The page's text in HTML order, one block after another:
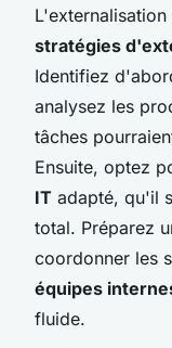
stratégies
Identifiez
analysez les
tâches
Ensuite, optez
IT adapté, qu'il
total. Préparez
coordonner les
équipes
fluide.